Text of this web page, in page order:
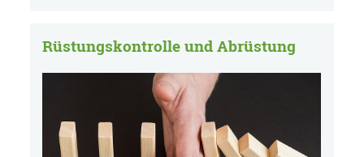
Rüstungskontrolle und Abrüstung